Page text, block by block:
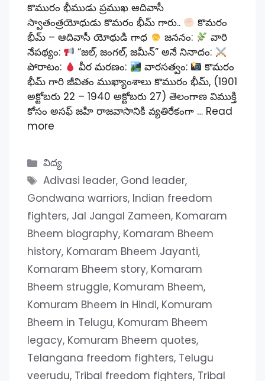
కొమురం భీముడు ప్రముఖ ఆదివాసీ
స్వాతంత్రయోధుడు కొమరం భీమ్ గారు..
కొమరం
భీమ్ – ఆదివాసీ యోధుడి గాధ
జననం:
వారి
నేపథ్యం:
“జల్, జంగల్, జమీన్” అనే నినాదం:
పోరాటం:
వీర మరణం: వారసత్వం:
కొమరం
భీమ్ గారి జీవితం ముఖ్యాంశాలు కొమురం భీమ్, (1901
అక్టోబరు 22 – 1940 అక్టోబరు 27) తెలంగాణ విముక్తి
కోసం అసఫ్ జహి రాజవాసానికి వ్యతిరేకంగా … Read
more
Categories
విద్య
Tags
Adivasi leader, Gond leader,
Gondwana warriors, Indian freedom
fighters, Jal Jangal Zameen, Komaram
Bheem biography, Komaram Bheem
history, Komaram Bheem Jayanti,
Komaram Bheem story, Komaram
Bheem struggle, Komuram Bheem,
Komuram Bheem in Hindi, Komuram
Bheem in Telugu, Komuram Bheem
legacy, Komuram Bheem quotes,
Telangana freedom fighters, Telugu
veerudu, Tribal freedom fighters, Tribal